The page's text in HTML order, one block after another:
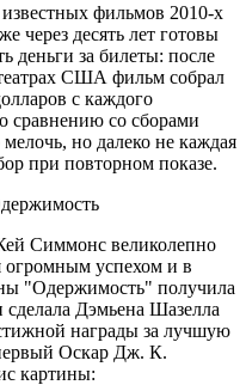
фильмов 2010-х
через десять лет готовы
деньги за билеты: после
США фильм собрал
с каждого
сравнению со сборами
мелочь, но далеко не каждая
при повторном показе.
Симмонс великолепно
огромным успехом и в
"Одержимость" получила
Дэмьена Шазелла
награды за лучшую
Оскар Дж. К.
картины: